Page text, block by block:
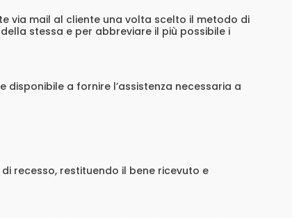
via mail al cliente una volta scelto il metodo di
stessa e per abbreviare il più possibile i
a fornire l’assistenza necessaria a
recesso, restituendo il bene ricevuto e